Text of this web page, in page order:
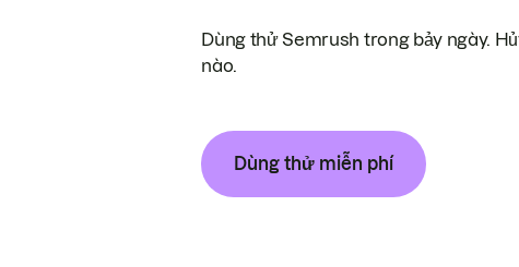
Dùng thử Semrush trong bảy ngày.
nào.
Dùng thử miễn phí